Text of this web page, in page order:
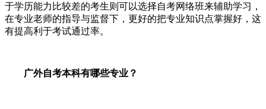
于学历能力比较差的考生则可以选择自考网络班来辅助学习，
在专业老师的指导与监督下，更好的把专业知识点掌握好，这
有提高利于考试通过率。
广外自考本科有哪些专业？